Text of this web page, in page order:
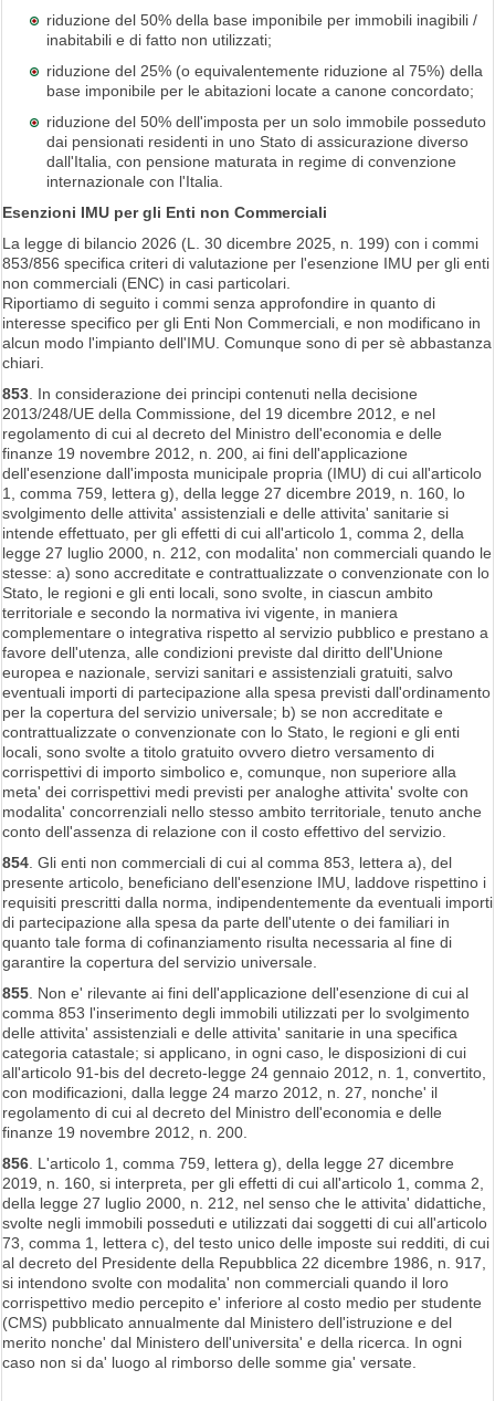
riduzione del 50% della base imponibile per immobili inagibili /
inabitabili e di fatto non utilizzati;
riduzione del 25% (o equivalentemente riduzione al 75%) della
base imponibile per le abitazioni locate a canone concordato;
riduzione del 50% dell'imposta per un solo immobile posseduto
dai pensionati residenti in uno Stato di assicurazione diverso
dall'Italia, con pensione maturata in regime di convenzione
internazionale con l'Italia.
Esenzioni IMU per gli Enti non Commerciali
La legge di bilancio 2026 (L. 30 dicembre 2025, n. 199) con i commi
853/856 specifica criteri di valutazione per l'esenzione IMU per gli enti
non commerciali (ENC) in casi particolari.
Riportiamo di seguito i commi senza approfondire in quanto di
interesse specifico per gli Enti Non Commerciali, e non modificano in
alcun modo l'impianto dell'IMU. Comunque sono di per sè abbastanza
chiari.
853. In considerazione dei principi contenuti nella decisione
2013/248/UE della Commissione, del 19 dicembre 2012, e nel
regolamento di cui al decreto del Ministro dell'economia e delle
finanze 19 novembre 2012, n. 200, ai fini dell'applicazione
dell'esenzione dall'imposta municipale propria (IMU) di cui all'articolo
1, comma 759, lettera g), della legge 27 dicembre 2019, n. 160, lo
svolgimento delle attivita' assistenziali e delle attivita' sanitarie si
intende effettuato, per gli effetti di cui all'articolo 1, comma 2, della
legge 27 luglio 2000, n. 212, con modalita' non commerciali quando le
stesse: a) sono accreditate e contrattualizzate o convenzionate con lo
Stato, le regioni e gli enti locali, sono svolte, in ciascun ambito
territoriale e secondo la normativa ivi vigente, in maniera
complementare o integrativa rispetto al servizio pubblico e prestano a
favore dell'utenza, alle condizioni previste dal diritto dell'Unione
europea e nazionale, servizi sanitari e assistenziali gratuiti, salvo
eventuali importi di partecipazione alla spesa previsti dall'ordinamento
per la copertura del servizio universale; b) se non accreditate e
contrattualizzate o convenzionate con lo Stato, le regioni e gli enti
locali, sono svolte a titolo gratuito ovvero dietro versamento di
corrispettivi di importo simbolico e, comunque, non superiore alla
meta' dei corrispettivi medi previsti per analoghe attivita' svolte con
modalita' concorrenziali nello stesso ambito territoriale, tenuto anche
conto dell'assenza di relazione con il costo effettivo del servizio.
854. Gli enti non commerciali di cui al comma 853, lettera a), del
presente articolo, beneficiano dell'esenzione IMU, laddove rispettino i
requisiti prescritti dalla norma, indipendentemente da eventuali importi
di partecipazione alla spesa da parte dell'utente o dei familiari in
quanto tale forma di cofinanziamento risulta necessaria al fine di
garantire la copertura del servizio universale.
855. Non e' rilevante ai fini dell'applicazione dell'esenzione di cui al
comma 853 l'inserimento degli immobili utilizzati per lo svolgimento
delle attivita' assistenziali e delle attivita' sanitarie in una specifica
categoria catastale; si applicano, in ogni caso, le disposizioni di cui
all'articolo 91-bis del decreto-legge 24 gennaio 2012, n. 1, convertito,
con modificazioni, dalla legge 24 marzo 2012, n. 27, nonche' il
regolamento di cui al decreto del Ministro dell'economia e delle
finanze 19 novembre 2012, n. 200.
856. L'articolo 1, comma 759, lettera g), della legge 27 dicembre
2019, n. 160, si interpreta, per gli effetti di cui all'articolo 1, comma 2,
della legge 27 luglio 2000, n. 212, nel senso che le attivita' didattiche,
svolte negli immobili posseduti e utilizzati dai soggetti di cui all'articolo
73, comma 1, lettera c), del testo unico delle imposte sui redditi, di cui
al decreto del Presidente della Repubblica 22 dicembre 1986, n. 917,
si intendono svolte con modalita' non commerciali quando il loro
corrispettivo medio percepito e' inferiore al costo medio per studente
(CMS) pubblicato annualmente dal Ministero dell'istruzione e del
merito nonche' dal Ministero dell'universita' e della ricerca. In ogni
caso non si da' luogo al rimborso delle somme gia' versate.